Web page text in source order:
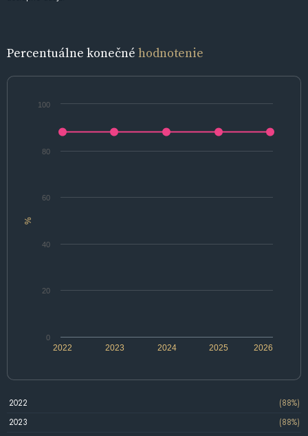
Percentuálne konečné hodnotenie
%
2022 2024 2026
2023 2025
0
20
40
60
80
100
2022
(88%)
2023
(88%)